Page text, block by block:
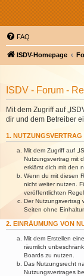
FAQ
ISDV-Homepage
ISDV - Forum -
Mit dem Zugriff auf
dir und dem Betreiber
1. NUTZUNGSVERTRAG
Mit dem Zugriff auf
Nutzungsvertrag mit
erklärst dich mit den
Wenn du mit diesen
nicht weiter nutzen.
veröffentlichten
Der Nutzungsvertrag
Seiten ohne
2. EINRÄUMUNG VON
Mit dem Erstellen
räumlich
Boards zu nutzen.
Das Nutzungsrecht
Nutzungsvertrages